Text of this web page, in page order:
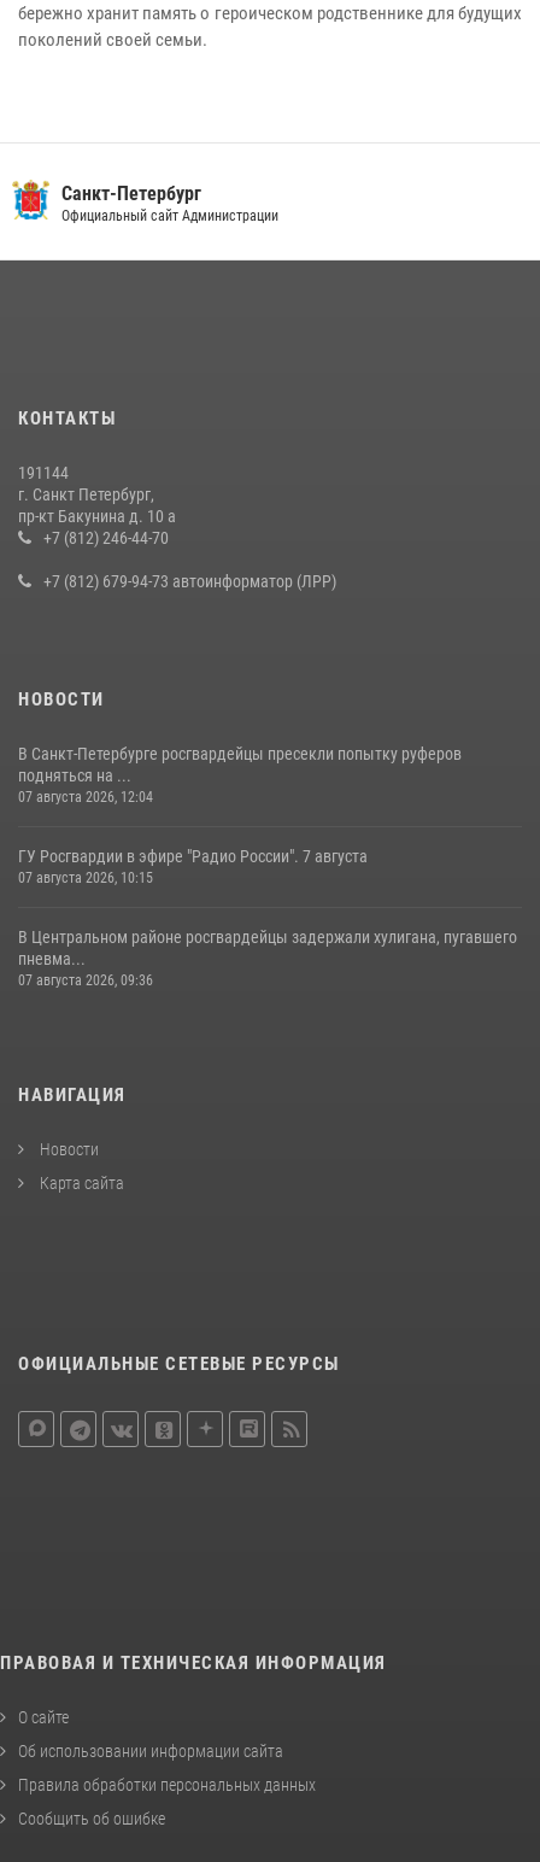
бережно хранит память о героическом родственнике для будущих
поколений своей семьи.
Санкт-Петербург
Официальный сайт Администрации
КОНТАКТЫ
191144
г. Санкт Петербург,
пр-кт Бакунина д. 10 а
+7 (812) 246-44-70
+7 (812) 679-94-73 автоинформатор (ЛРР)
НОВОСТИ
В Санкт-Петербурге росгвардейцы пресекли попытку руферов
подняться на ...
07 августа 2026, 12:04
ГУ Росгвардии в эфире "Радио России". 7 августа
07 августа 2026, 10:15
В Центральном районе росгвардейцы задержали хулигана, пугавшего
пневма...
07 августа 2026, 09:36
НАВИГАЦИЯ
Новости
Карта сайта
ОФИЦИАЛЬНЫЕ СЕТЕВЫЕ РЕСУРСЫ
ПРАВОВАЯ И ТЕХНИЧЕСКАЯ ИНФОРМАЦИЯ
О сайте
Об использовании информации сайта
Правила обработки персональных данных
Сообщить об ошибке